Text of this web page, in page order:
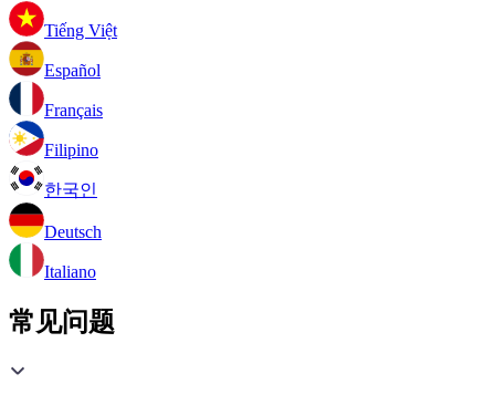
Tiếng Việt
Español
Français
Filipino
한국인
Deutsch
Italiano
常见问题